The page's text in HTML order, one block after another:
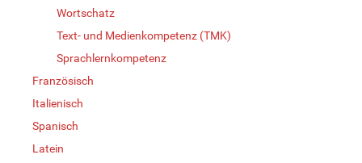
Wortschatz
Text- und Medienkompetenz (TMK)
Sprachlernkompetenz
Französisch
Italienisch
Spanisch
Latein